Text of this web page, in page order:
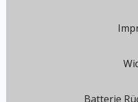
Batterie